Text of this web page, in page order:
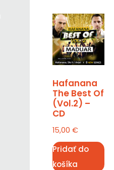
Hafanana
The Best Of
(Vol.2) –
CD
15,00€
Pridať do
košíka